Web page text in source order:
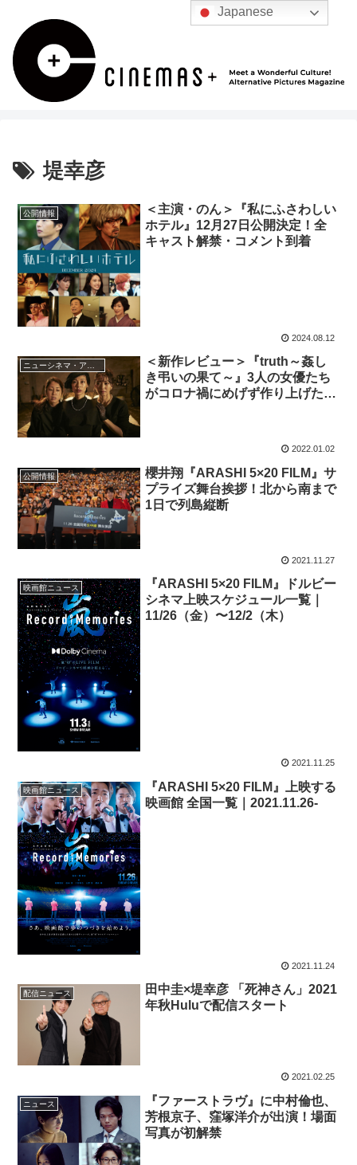
堤幸彦
公開情報
＜主演・のん＞『私にふさわしい
ホテル』12月27日公開決定！全
キャスト解禁・コメント到着
2024.08.12
＜新作レビュー＞『truth～姦し
き弔いの果て～』3人の女優たち
がコロナ禍にめげず作り上げた、
2022.01.02
公開情報
櫻井翔『ARASHI 5×20 FILM』サ
プライズ舞台挨拶！北から南まで
1日で列島縦断
2021.11.27
映画館ニュース
『ARASHI 5×20 FILM』ドルビー
シネマ上映スケジュール一覧｜
11/26（金）〜12/2（木）
2021.11.25
映画館ニュース
『ARASHI 5×20 FILM』上映する
映画館 全国一覧｜2021.11.26-
2021.11.24
配信ニュース
田中圭×堤幸彦 「死神さん」2021
年秋Huluで配信スタート
2021.02.25
ニュース
『ファーストラヴ』に中村倫也、
芳根京子、窪塚洋介が出演！場面
写真が初解禁
Japanese